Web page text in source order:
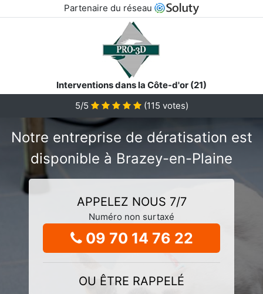
Partenaire du réseau
Interventions dans la Côte-d'or (21)
5/5
(115 votes)
Notre entreprise de dératisation est
disponible à Brazey-en-Plaine
APPELEZ NOUS 7/7
Numéro non surtaxé
09 70 14 76 22
OU ÊTRE RAPPELÉ